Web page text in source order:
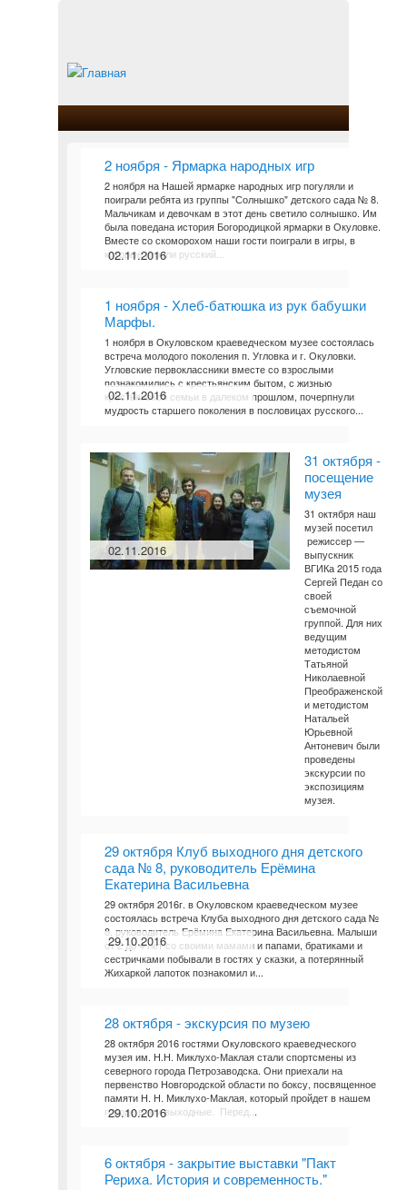
02.11.2016
2 ноября - Ярмарка народных игр
2 ноября на Нашей ярмарке народных игр погуляли и
поиграли ребята из группы "Солнышко" детского сада № 8.
Мальчикам и девочкам в этот день светило солнышко. Им
была поведана история Богородицкой ярмарки в Окуловке.
Вместе со скоморохом наши гости поиграли в игры, в
которые играли русский...
02.11.2016
1 ноября - Хлеб-батюшка из рук бабушки
Марфы.
1 ноября в Окуловском краеведческом музее состоялась
встреча молодого поколения п. Угловка и г. Окуловки.
Угловские первоклассники вместе со взрослыми
познакомились с крестьянским бытом, с жизнью
крестьянской семьи в далеком прошлом, почерпнули
мудрость старшего поколения в пословицах русского...
02.11.2016
31 октября -
посещение
музея
31 октября наш
музей посетил
режиссер —
выпускник
ВГИКа 2015 года
Сергей Педан со
своей
съемочной
группой. Для них
ведущим
методистом
Татьяной
Николаевной
Преображенской
и методистом
Натальей
Юрьевной
Антоневич были
проведены
экскурсии по
экспозициям
музея.
29.10.2016
29 октября Клуб выходного дня детского
сада № 8, руководитель Ерёмина
Екатерина Васильевна
29 октября 2016г. в Окуловском краеведческом музее
состоялась встреча Клуба выходного дня детского сада №
8, руководитель Ерёмина Екатерина Васильевна. Малыши
от 2 до 4 лет со своими мамами и папами, братиками и
сестричками побывали в гостях у сказки, а потерянный
Жихаркой лапоток познакомил и...
29.10.2016
28 октября - экскурсия по музею
28 октября 2016 гостями Окуловского краеведческого
музея им. Н.Н. Миклухо-Маклая стали спортсмены из
северного города Петрозаводска. Они приехали на
первенство Новгородской области по боксу, посвященное
памяти Н. Н. Миклухо-Маклая, который пройдет в нашем
городе в эти выходные. Перед...
6 октября - закрытие выставки "Пакт
Рериха. История и современность."